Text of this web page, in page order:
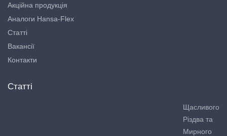
Акційна продукція
Аналоги Hansa-Flex
Статті
Вакансії
Контакти
Статті
Щасливого
Різдва та
Мирного